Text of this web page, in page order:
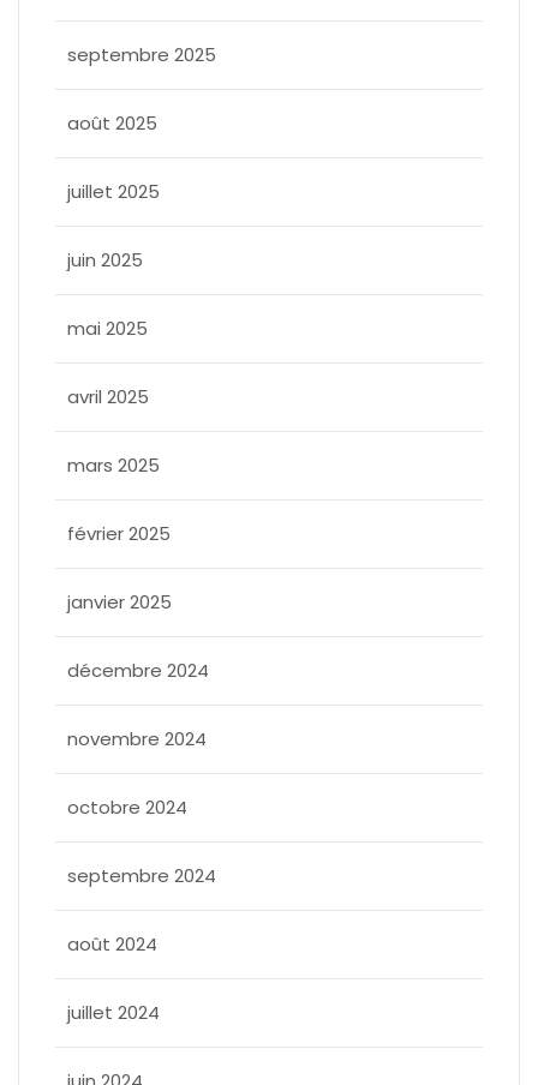
septembre 2025
août 2025
juillet 2025
juin 2025
mai 2025
avril 2025
mars 2025
février 2025
janvier 2025
décembre 2024
novembre 2024
octobre 2024
septembre 2024
août 2024
juillet 2024